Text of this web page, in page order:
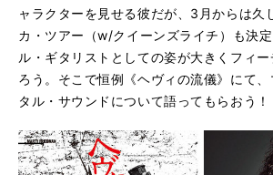
ャラクターを見せる彼だが、3月からは久
カ・ツアー（w/クイーンズライチ）も決
ル・ギタリストとしての姿が大きくフィ
ろう。そこで恒例《ヘヴィの流儀》にて
タル・サウンドについて語ってもらおう！